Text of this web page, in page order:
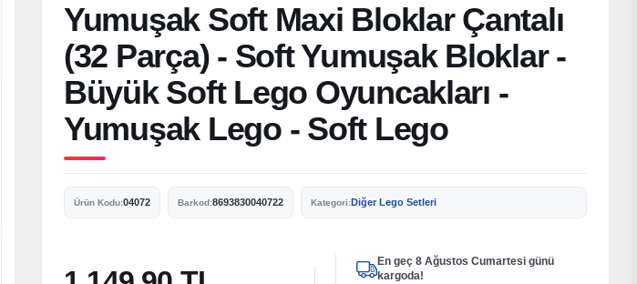
Yumuşak Soft Maxi Bloklar Çantalı
(32 Parça) - Soft Yumuşak Bloklar -
Büyük Soft Lego Oyuncakları -
Yumuşak Lego - Soft Lego
Ürün Kodu:04072 Barkod:8693830040722 Kategori:Diğer Lego Setleri
En geç 8 Ağustos Cumartesi günü
kargoda!